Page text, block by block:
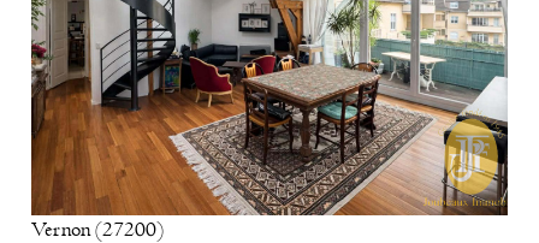
voir le bien
Vernon (27200)